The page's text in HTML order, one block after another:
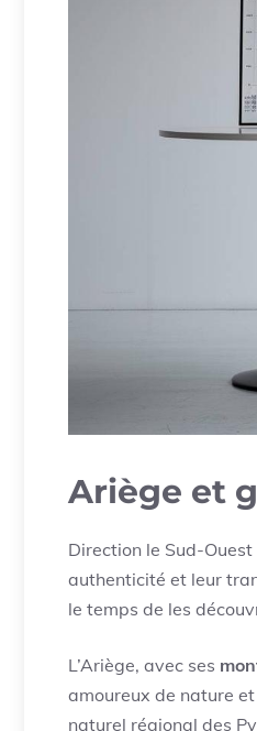
Ariège et
Direction le Sud-
authenticité et leur
le temps de les
L’Ariège, avec ses
amoureux de nature
naturel régional des